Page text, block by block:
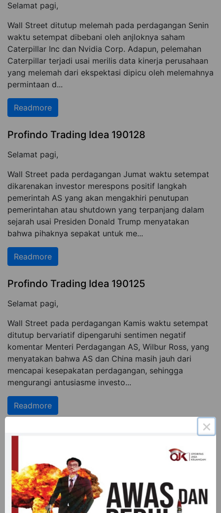
Selamat pagi,
Wall Street ditutup melemah pada perdagangan Senin
waktu setempat dibebani oleh anjloknya saham
Caterpillar Inc dan Nvidia Corp. Adapun, pelemahan
Caterpillar terjadi usai merilis data kinerja perusahaan
yang melemah dari ekspektasi dipicu oleh melemahnya
permintaan d...
Readmore
Profindo Trading Idea 190128
Selamat pagi,
Wall Street pada perdagangan Jumat waktu setempat
dikarenakan investor merespons positif langkah
pemerintah AS yang akan mengakhiri penutupan
pemerintahan atau shutdown yang terpanjang dalam
sejarah usai Presiden Donald Trump menyatakan
bahwa pihaknya sepakat untuk me...
Readmore
Profindo Trading Idea 190125
Selamat pagi,
Wall Street pada perdagangan Kamis waktu setempat
ditutup bervariatif dipengaruhi sentimen negatif
komentar Menteri Perdagangan AS, Wilbur Ross, yang
menyatakan bahwa AS dan China masih jauh dari
mencapai kesepakatan perdagangan, sehingga
mengurangi antusiasme investo...
Readmore
Profindo Trading Idea 190124
Wall Street pada perdagangan Rabu waktu setempat
kompak ditutup menguat didorong oleh rilis laporan
keuangan beberapa perusahaanseperti IBM, United
Technologies, dan Procter & Gamble berada diatas
×